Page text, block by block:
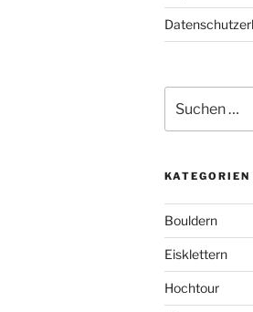
nach:
KATEGORIEN
Bouldern
Eisklettern
Hochtour